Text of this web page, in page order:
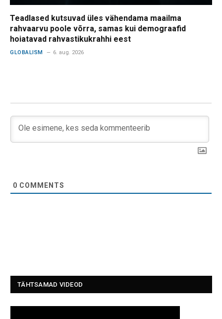
Teadlased kutsuvad üles vähendama maailma
rahvaarvu poole võrra, samas kui demograafid
hoiatavad rahvastikukrahhi eest
GLOBALISM 6. aug. 2026
0 COMMENTS
TÄHTSAMAD VIDEOD